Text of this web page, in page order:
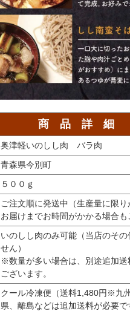
商 品 詳 細
奥津軽いのしし肉 バラ肉
青森県今別町
５００ｇ
ご注文順に発送中（生産量に限
お届けまでお時間がかかる場合も
いのしし肉のみ可能（当店のその
せん）
※数量が多い場合は、別途追加送
ございます。
クール冷凍便（送料1,480円※九
県、離島などは追加送料が必要で